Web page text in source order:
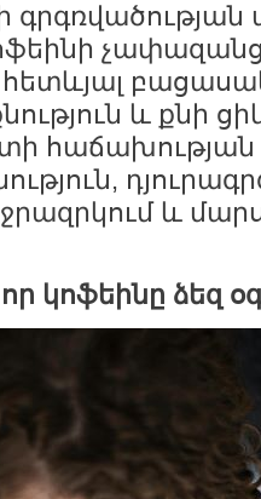
գրգռվածության
հետևյալ
և քնի
և
կոֆեինը ձեզ